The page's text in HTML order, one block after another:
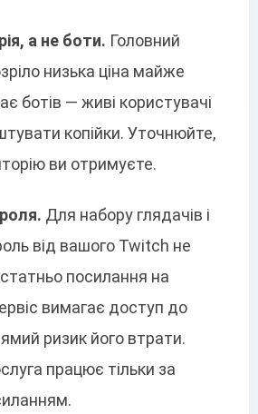
а не боти. Головний
низька ціна майже
ботів — живі користувачі
копійки. Уточнюйте,
ви отримуєте.
Для набору глядачів і
від вашого Twitch не
посилання на
вимагає доступ до
ризик його втрати.
працює тільки за